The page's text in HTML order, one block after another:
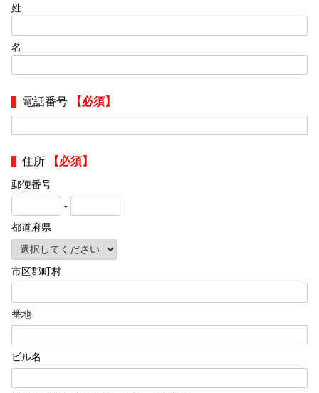
姓
名
電話番号 【必須】
住所 【必須】
郵便番号
-
都道府県
市区郡町村
番地
ビル名